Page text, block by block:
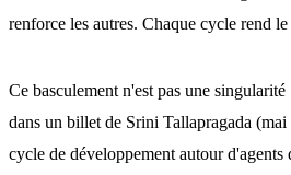
renforce les autres. Chaque cycle rend
Ce basculement n'est pas une
dans un billet de Srini Tallapragada
cycle de développement autour